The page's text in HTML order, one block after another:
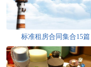
标准租房合同集合15篇